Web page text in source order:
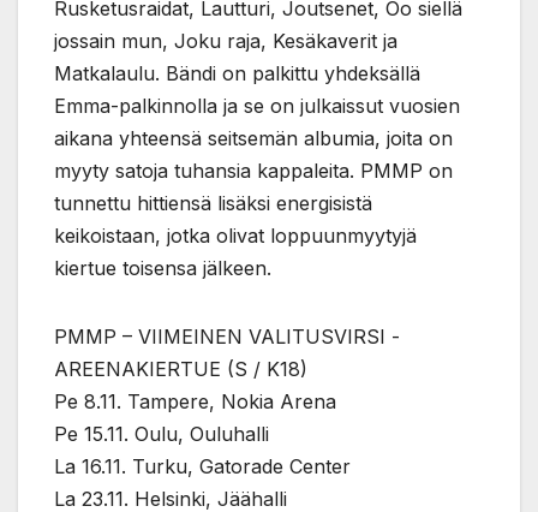
Rusketusraidat, Lautturi, Joutsenet, Oo siellä
jossain mun, Joku raja, Kesäkaverit ja
Matkalaulu. Bändi on palkittu yhdeksällä
Emma-palkinnolla ja se on julkaissut vuosien
aikana yhteensä seitsemän albumia, joita on
myyty satoja tuhansia kappaleita. PMMP on
tunnettu hittiensä lisäksi energisistä
keikoistaan, jotka olivat loppuunmyytyjä
kiertue toisensa jälkeen.
PMMP – VIIMEINEN VALITUSVIRSI -
AREENAKIERTUE (S / K18)
Pe 8.11. Tampere, Nokia Arena
Pe 15.11. Oulu, Ouluhalli
La 16.11. Turku, Gatorade Center
La 23.11. Helsinki, Jäähalli